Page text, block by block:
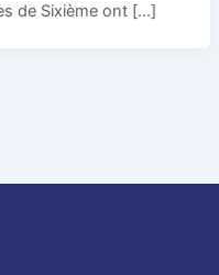
de Sixième ont […]